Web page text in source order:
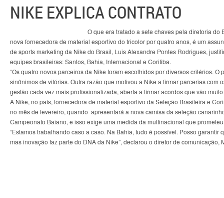
NIKE EXPLICA CONTRATO
O que era tratado a sete chaves pela diretoria
nova fornecedora de material esportivo do tricolor por quatro anos, é um
de sports marketing da Nike do Brasil, Luis Alexandre Pontes Rodrigues,
equipes brasileiras: Santos, Bahia, Internacional e Coritiba.
“Os quatro novos parceiros da Nike foram escolhidos por diversos critérios.
sinônimos de vitórias. Outra razão que motivou a Nike a firmar parcerias
gestão cada vez mais profissionalizada, aberta a firmar acordos que vão
A Nike, no país, fornecedora de material esportivo da Seleção Brasileira e
no mês de fevereiro, quando apresentará a nova camisa da seleção
Campeonato Baiano, e isso exige uma medida da multinacional que
“Estamos trabalhando caso a caso. Na Bahia, tudo é possível. Posso
mas inovação faz parte do DNA da Nike”, declarou o diretor de comunicação,